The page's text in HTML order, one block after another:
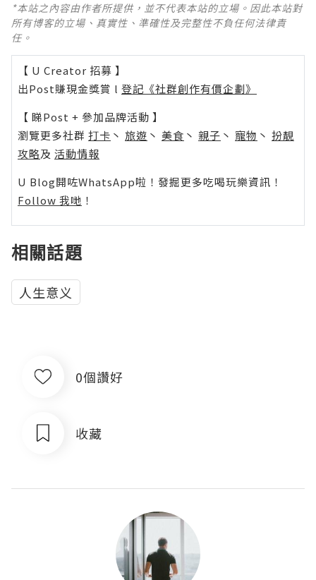
*本站之內容由作者所提供，並不代表本站的立場。因此本站對
所有博客的立場、真實性、準確性及完整性不負任何法律責
任。
【 U Creator 招募 】
出Post賺現金獎賞 l 登記《社群創作有價企劃》
【 睇Post + 參加品牌活動 】
瀏覽更多社群 打卡 丶 旅遊 丶 美食 丶 親子 丶 寵物 丶 扮靚
攻略及 活動情報
U Blog開咗WhatsApp啦！發掘更多吃喝玩樂資訊！
Follow 我哋 ！
相關話題
人生意义
0個讚好
收藏